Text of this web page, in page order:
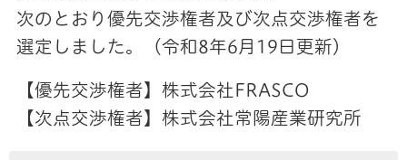
次のとおり優先交渉権者及び次点交渉権者を
選定しました。（令和8年6月19日更新）
【優先交渉権者】株式会社FRASCO
【次点交渉権者】株式会社常陽産業研究所